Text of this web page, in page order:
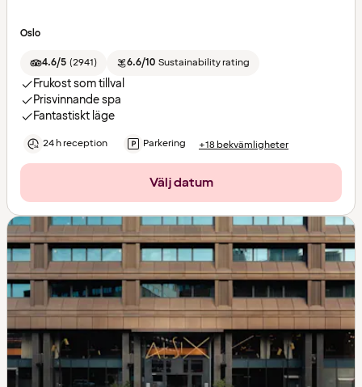
Oslo
4.6/5 (2941) 6.6/10 Sustainability rating
Frukost som tillval
Prisvinnande spa
Fantastiskt läge
24 h reception Parkering +18 bekvämligheter
Välj datum